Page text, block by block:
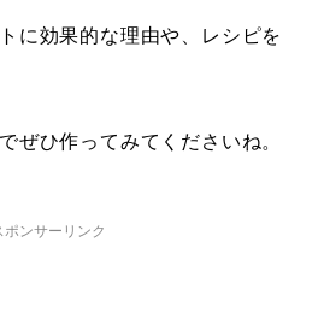
に効果的な理由や、レシピを
ぜひ作ってみてくださいね。
ポンサーリンク